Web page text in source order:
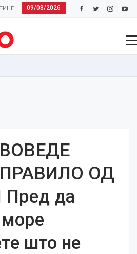
09/08/2026
ОД
да
што не